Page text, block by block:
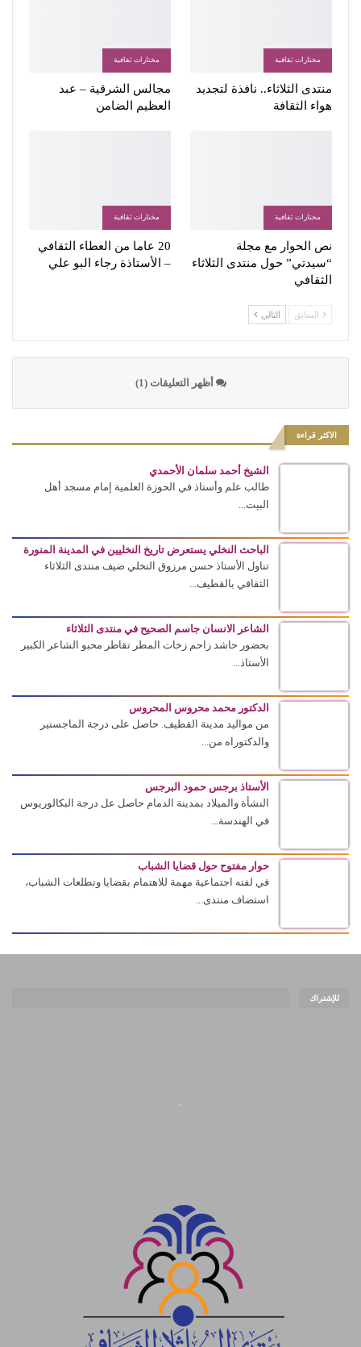
مختارات ثقافية
منتدى الثلاثاء.. نافذة لتجديد
هواء الثقافة
مختارات ثقافية
مجالس الشرقية – عبد
العظيم الضامن
مختارات ثقافية
نص الحوار مع مجلة
“سيدتي” حول منتدى الثلاثاء
الثقافي
مختارات ثقافية
20 عاما من العطاء الثقافي
– الأستاذة رجاء البو علي
السابق التالي
أظهر التعليقات (1)
الاكثر قراءة
الشيخ أحمد سلمان الأحمدي
طالب علم وأستاذ في الحوزة العلمية إمام مسجد أهل
البيت...
الباحث النخلي يستعرض تاريخ النخليين في المدينة المنورة
تناول الأستاذ حسن مرزوق النخلي ضيف منتدى الثلاثاء
الثقافي بالقطيف...
الشاعر الانسان جاسم الصحيح في منتدى الثلاثاء
بحضور حاشد زاحم زخات المطر تقاطر محبو الشاعر الكبير
الأستاذ...
الدكتور محمد محروس المحروس
من مواليد مدينة القطيف. حاصل على درجة الماجستير
والدكتوراه من...
الأستاذ برجس حمود البرجس
النشأة والميلاد بمدينة الدمام حاصل عل درجة البكالوريوس
في الهندسة...
حوار مفتوح حول قضايا الشباب
في لفته اجتماعية مهمة للاهتمام بقضايا وتطلعات الشباب،
استضاف منتدى...
للإشتراك